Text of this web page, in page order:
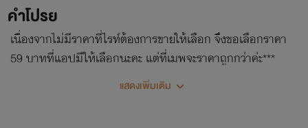
คำโปรย
เนื่องจากไม่มีราคาที่ไรท์ต้องการขายให้เลือก จึงขอเลือกราคา
59 บาทที่แอปมีให้เลือกนะคะ แต่ที่เมพจะราคาถูกกว่าค่ะ***
แสดงเพิ่มเติม